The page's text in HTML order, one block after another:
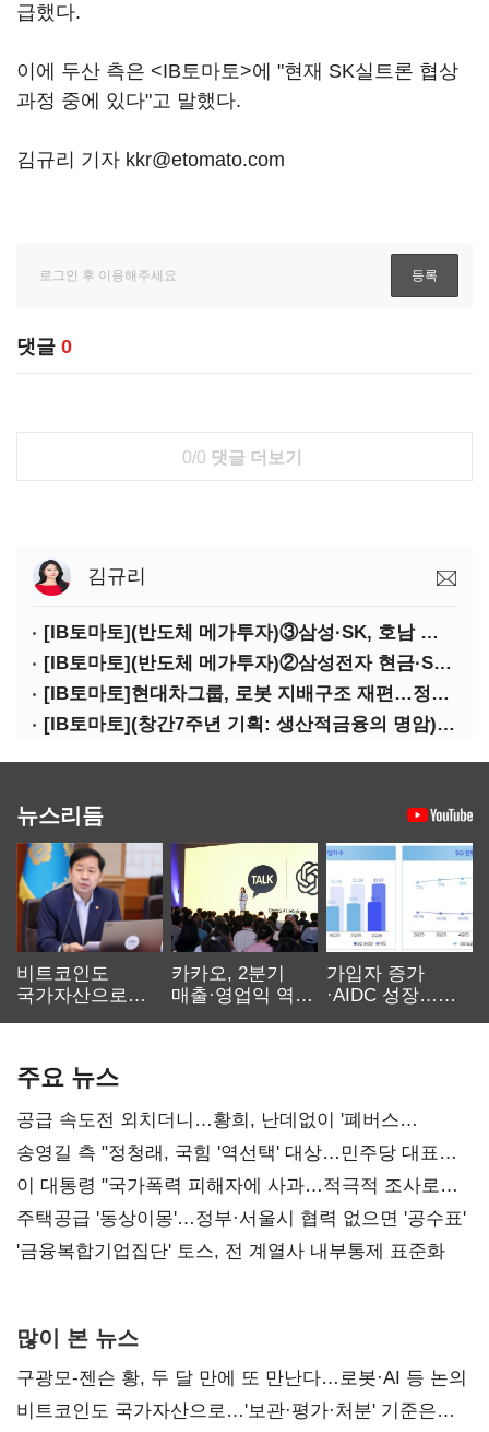
급했다.
이에 두산 측은 <IB토마토>에 "현재 SK실트론 협상
과정 중에 있다"고 말했다.
김규리 기자 kkr@etomato.com
댓글 0
0/0 댓글 더보기
김규리
[IB토마토](반도체 메가투자)③삼성·SK, 호남 동시 출격…인력·협력사 쟁탈전
[IB토마토](반도체 메가투자)②삼성전자 현금·SDI 차입…엇갈린 2655조 투자체력
[IB토마토]현대차그룹, 로봇 지배구조 재편…정의선 1245억 추가 투입 유력
[IB토마토](창간7주년 기획: 생산적금융의 명암)③선택받은 산업, 커진 자금격차
뉴스리듬
비트코인도
국가자산으로…'
카카오, 2분기
매출·영업익 역대
가입자 증가
·AIDC 성장…
주요 뉴스
공급 속도전 외치더니…황희, 난데없이 '폐버스
리모델링' 제안
송영길 측 "정청래, 국힘 '역선택' 대상…민주당 대표로
총선 지휘 못해"
이 대통령 "국가폭력 피해자에 사과…적극적 조사로
진실 밝혀야"
주택공급 '동상이몽'…정부·서울시 협력 없으면 '공수표'
'금융복합기업집단' 토스, 전 계열사 내부통제 표준화
많이 본 뉴스
구광모-젠슨 황, 두 달 만에 또 만난다…로봇·AI 등 논의
비트코인도 국가자산으로…'보관·평가·처분' 기준은